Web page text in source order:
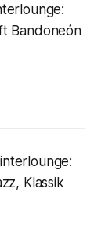
Bandoneón
Klassik